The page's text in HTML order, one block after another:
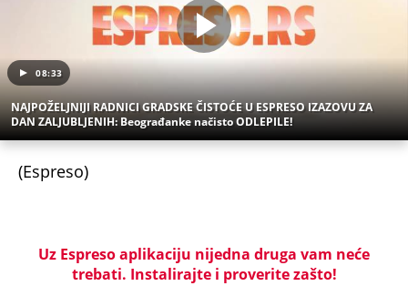
08:33
NAJPOŽELJNIJI RADNICI GRADSKE ČISTOĆE U ESPRESO IZAZOVU ZA
DAN ZALJUBLJENIH: Beograđanke načisto ODLEPILE!
(Espreso)
Uz Espreso aplikaciju nijedna druga vam neće
trebati. Instalirajte i proverite zašto!